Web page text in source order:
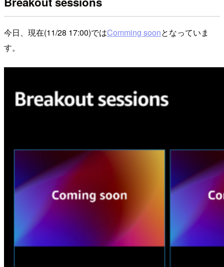
今日、現在(11/28 17:00)ではComming soonとなっていま
す。